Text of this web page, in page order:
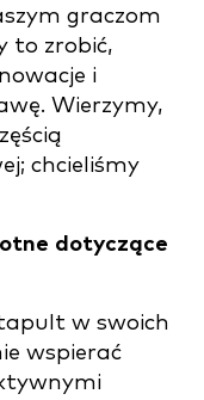
graczom
to zrobić,
i
Wierzymy,
chcieliśmy
dotyczące
w swoich
wspierać